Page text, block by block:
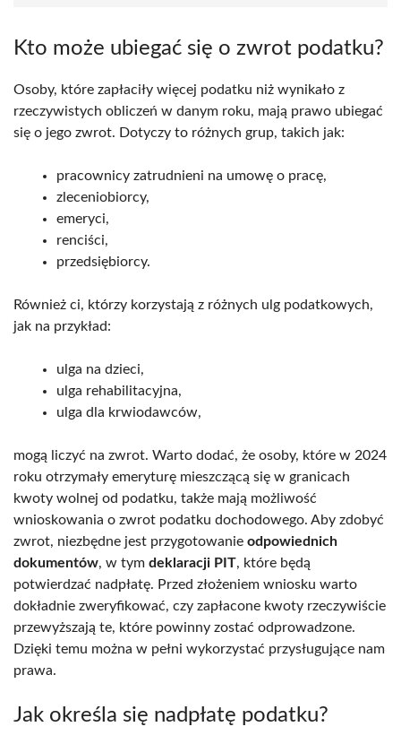
Kto może ubiegać się o zwrot podatku?
Osoby, które zapłaciły więcej podatku niż wynikało z
rzeczywistych obliczeń w danym roku, mają prawo ubiegać
się o jego zwrot. Dotyczy to różnych grup, takich jak:
pracownicy zatrudnieni na umowę o pracę,
zleceniobiorcy,
emeryci,
renciści,
przedsiębiorcy.
Również ci, którzy korzystają z różnych ulg podatkowych,
jak na przykład:
ulga na dzieci,
ulga rehabilitacyjna,
ulga dla krwiodawców,
mogą liczyć na zwrot. Warto dodać, że osoby, które w 2024
roku otrzymały emeryturę mieszczącą się w granicach
kwoty wolnej od podatku, także mają możliwość
wnioskowania o zwrot podatku dochodowego. Aby zdobyć
zwrot, niezbędne jest przygotowanie odpowiednich
dokumentów, w tym deklaracji PIT, które będą
potwierdzać nadpłatę. Przed złożeniem wniosku warto
dokładnie zweryfikować, czy zapłacone kwoty rzeczywiście
przewyższają te, które powinny zostać odprowadzone.
Dzięki temu można w pełni wykorzystać przysługujące nam
prawa.
Jak określa się nadpłatę podatku?